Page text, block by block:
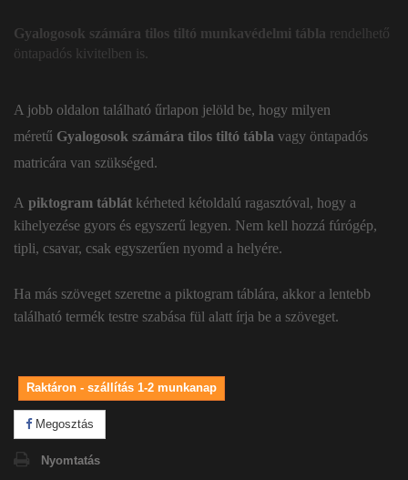
Gyalogosok számára tilos tiltó munkavédelmi tábla rendelhető
öntapadós kivitelben is.
A jobb oldalon található űrlapon jelöld be, hogy milyen
méretű Gyalogosok számára tilos tiltó tábla vagy öntapadós
matricára van szükséged.
A piktogram táblát kérheted kétoldalú ragasztóval, hogy a
kihelyezése gyors és egyszerű legyen. Nem kell hozzá fúrógép,
tipli, csavar, csak egyszerűen nyomd a helyére.
Ha más szöveget szeretne a piktogram táblára, akkor a lentebb
található termék testre szabása fül alatt írja be a szöveget.
Raktáron - szállítás 1-2 munkanap
Megosztás
Nyomtatás